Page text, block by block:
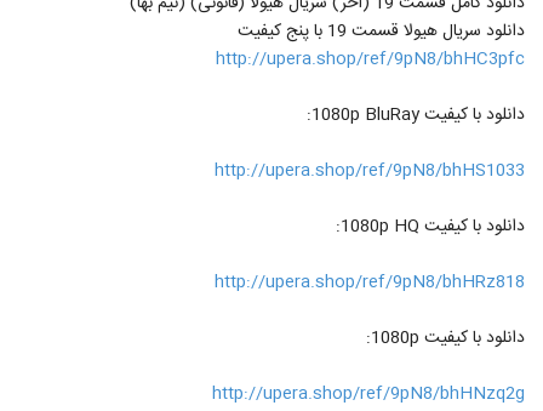
دانلود سریال هیولا قسمت 19 با پنج کیفیت
http://upera.shop/ref/9pN8/bhHC3pfc
دانلود با کیفیت 1080p BluRay:
http://upera.shop/ref/9pN8/bhHS1033
دانلود با کیفیت 1080p HQ:
http://upera.shop/ref/9pN8/bhHRz818
دانلود با کیفیت 1080p:
http://upera.shop/ref/9pN8/bhHNzq2g